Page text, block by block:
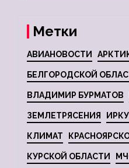
Метки
АВИАНОВОСТИ
БЕЛГОРОДСКОЙ
ВЛАДИМИР БУРМАТОВ
ЗЕМЛЕТРЯСЕНИЯ
КЛИМАТ
КУРСКОЙ ОБЛАСТИ